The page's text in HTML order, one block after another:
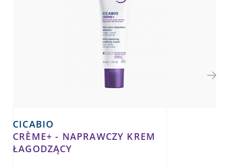
CICABIO
CRÈME+ - NAPRAWCZY KREM
ŁAGODZĄCY